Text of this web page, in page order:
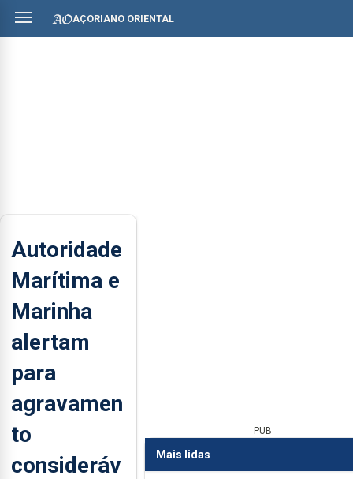
AÇORIANO ORIENTAL
Autoridade
Marítima e
Marinha
alertam
para
agravamen
to
consideráv
PUB
Mais lidas